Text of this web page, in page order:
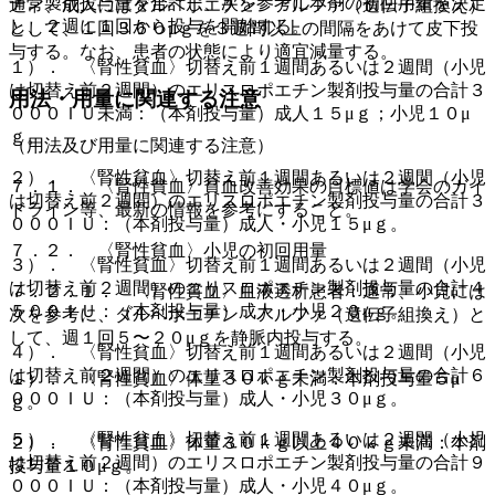
し、２週に１回から投与を開始する。
１）． 〈腎性貧血〉切替え前１週間あるいは２週間（小児
は切替え前２週間）のエリスロポエチン製剤投与量の合計３
０００ＩＵ未満：（本剤投与量）成人１５μｇ；小児１０μ
ｇ。
２）． 〈腎性貧血〉切替え前１週間あるいは２週間（小児
は切替え前２週間）のエリスロポエチン製剤投与量の合計３
０００ＩＵ：（本剤投与量）成人・小児１５μｇ。
３）． 〈腎性貧血〉切替え前１週間あるいは２週間（小児
は切替え前２週間）のエリスロポエチン製剤投与量の合計４
５００ＩＵ：（本剤投与量）成人・小児２０μｇ。
４）． 〈腎性貧血〉切替え前１週間あるいは２週間（小児
は切替え前２週間）のエリスロポエチン製剤投与量の合計６
０００ＩＵ：（本剤投与量）成人・小児３０μｇ。
５）． 〈腎性貧血〉切替え前１週間あるいは２週間（小児
は切替え前２週間）のエリスロポエチン製剤投与量の合計９
０００ＩＵ：（本剤投与量）成人・小児４０μｇ。
通常、成人にはダルベポエチン アルファ（遺伝子組換え）
として、１回３６０μｇを３週間以上の間隔をあけて皮下投
与する。なお、患者の状態により適宜減量する。
用法・用量に関連する注意
（用法及び用量に関連する注意）
７．１． 〈腎性貧血〉貧血改善効果の目標値は学会のガイ
ドライン等、最新の情報を参考にすること。
７．２． 〈腎性貧血〉小児の初回用量
７．２．１． 〈腎性貧血〉血液透析患者：通常、小児には
次を参考に、ダルベポエチン アルファ（遺伝子組換え）と
して、週１回５〜２０μｇを静脈内投与する。
１）． 〈腎性貧血〉体重３０ｋｇ未満：本剤投与量５μ
ｇ。
２）． 〈腎性貧血〉体重３０ｋｇ以上４０ｋｇ未満：本剤
投与量１０μｇ。